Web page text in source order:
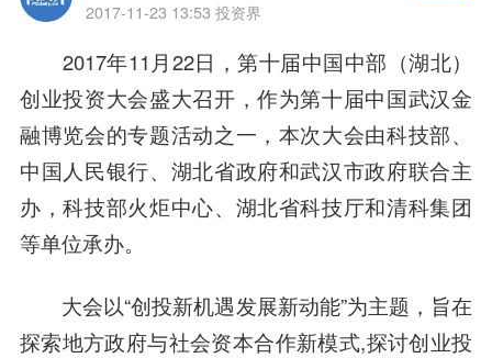
2017-11-23 13:53 投资界
2017年11月22日，第十届中国中部（湖北）
创业投资大会盛大召开，作为第十届中国武汉金
融博览会的专题活动之一，本次大会由科技部、
中国人民银行、湖北省政府和武汉市政府联合主
办，科技部火炬中心、湖北省科技厅和清科集团
等单位承办。
大会以“创投新机遇发展新动能”为主题，旨在
探索地方政府与社会资本合作新模式,探讨创业投